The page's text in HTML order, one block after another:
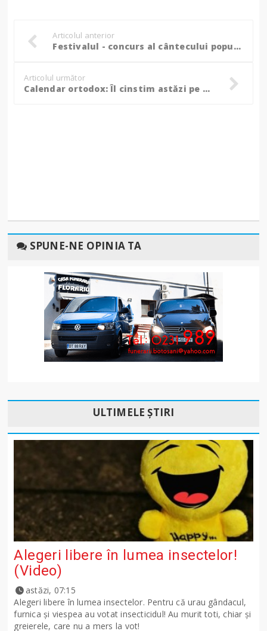
Articolul anterior
Festivalul - concurs al cântecului popular românesc „Satule, mândră grădină” și-a desemnat câștigătorii! (Foto)
Articolul următor
Calendar ortodox: Îl cinstim astăzi pe Sfântul Cuvios Simeon cel din Muntele Minunat (Dezlegare la peşte)
SPUNE-NE OPINIA TA
ULTIMELE ȘTIRI
Alegeri libere în lumea insectelor!
(Video)
astăzi, 07:15
Alegeri libere în lumea insectelor. Pentru că urau gândacul,
furnica și viespea au votat insecticidul! Au murit toti, chiar și
greierele, care nu a mers la vot!